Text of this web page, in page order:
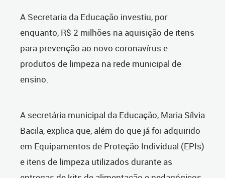
A Secretaria da Educação investiu, por
enquanto, R$ 2 milhões na aquisição de itens
para prevenção ao novo coronavírus e
produtos de limpeza na rede municipal de
ensino.
A secretária municipal da Educação, Maria Sílvia
Bacila, explica que, além do que já foi adquirido
em Equipamentos de Proteção Individual (EPIs)
e itens de limpeza utilizados durante as